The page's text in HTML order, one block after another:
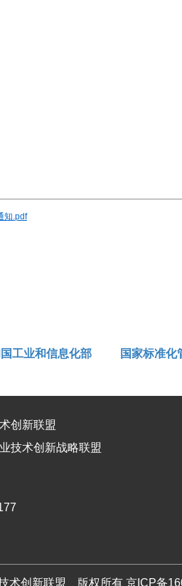
知.pdf
工业和信息化部 国家标准化
创新联盟
技术创新战略联盟
术创新联盟 版权所有 京ICP备